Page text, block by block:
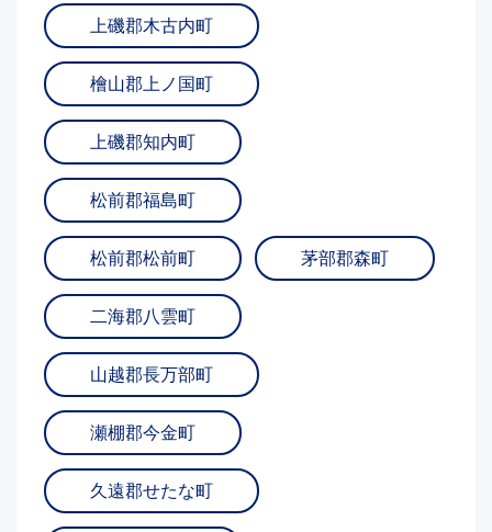
上磯郡木古内町
檜山郡上ノ国町
上磯郡知内町
松前郡福島町
松前郡松前町 茅部郡森町
二海郡八雲町
山越郡長万部町
瀬棚郡今金町
久遠郡せたな町